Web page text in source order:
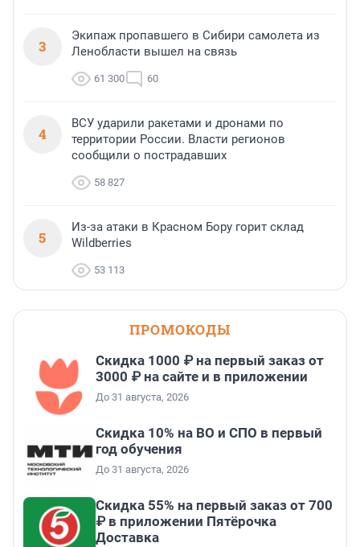
3
Экипаж пропавшего в Сибири самолета из
Ленобласти вышел на связь
61 300 60
4
ВСУ ударили ракетами и дронами по
территории России. Власти регионов
сообщили о пострадавших
58 827
5
Из-за атаки в Красном Бору горит склад
Wildberries
53 113
ПРОМОКОДЫ
Скидка 1000 ₽ на первый заказ от
3000 ₽ на сайте и в приложении
До 31 августа, 2026
Скидка 10% на ВО и СПО в первый
год обучения
До 31 августа, 2026
Скидка 55% на первый заказ от 700
₽ в приложении Пятёрочка
Доставка